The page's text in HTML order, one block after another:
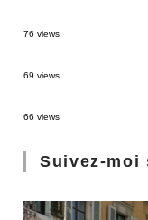
76 views
69 views
66 views
Suivez-moi